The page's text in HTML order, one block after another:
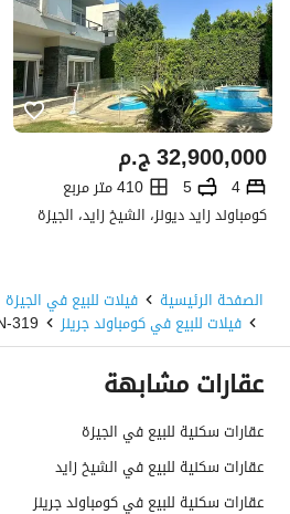
ج.م32,900,000
4
5
410 متر مربع
كومباوند زايد ديونز، الشيخ زايد، الجيزة
الصفحة الرئيسية فيلات للبيع في الجيزة
فيلات للبيع في كومباوند جرينز 319-fwBGWN - بيوت
عقارات مشابهة
عقارات سكنية للبيع في الجيزة
عقارات سكنية للبيع في الشيخ زايد
عقارات سكنية للبيع في كومباوند جرينز